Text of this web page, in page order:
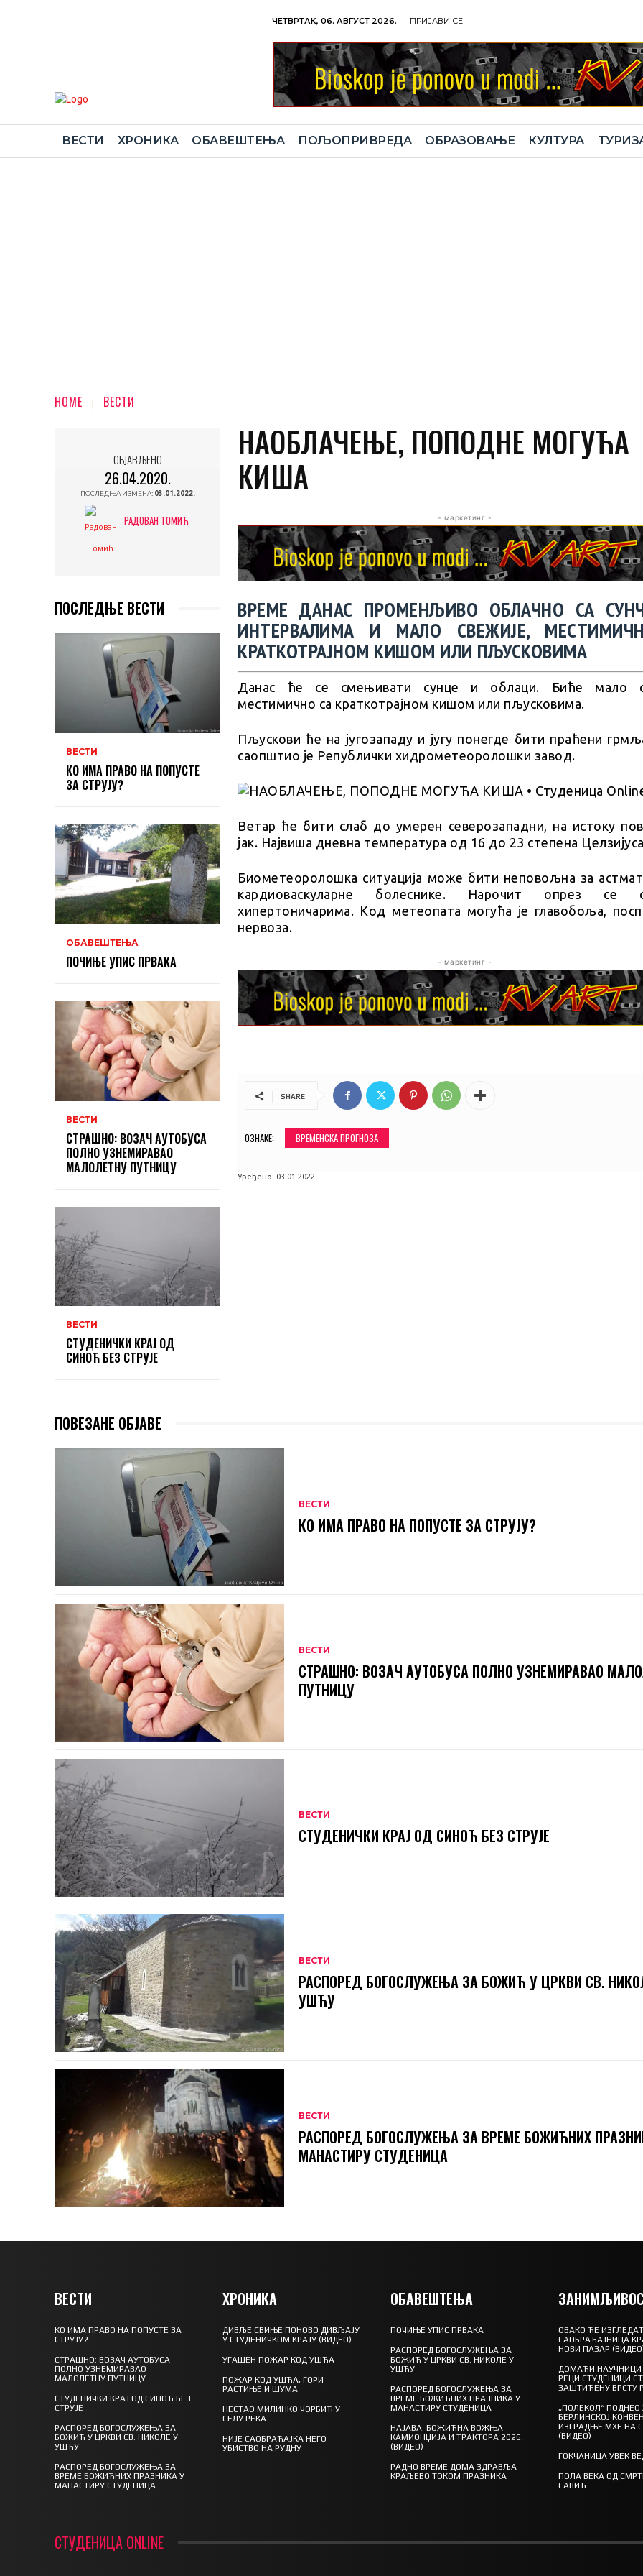
ЧЕТВРТАК, 06. АВГУСТ 2026. ПРИЈАВИ СЕ
ВЕСТИ ХРОНИКА ОБАВЕШТЕЊА ПОЉОПРИВРЕДА ОБРАЗОВАЊЕ КУЛТУРА
HOME ВЕСТИ
ОБЈАВЉЕНО
26.04.2020.
ПОСЛЕДЊА ИЗМЕНА: 03.01.2022.
РАДОВАН ТОМИЋ
ПОСЛЕДЊЕ ВЕСТИ
ВЕСТИ
КО ИМА ПРАВО НА ПОПУСТЕ
ЗА СТРУЈУ?
ОБАВЕШТЕЊА
ПОЧИЊЕ УПИС ПРВАКА
ВЕСТИ
СТРАШНО: ВОЗАЧ АУТОБУСА
ПОЛНО УЗНЕМИРАВАО
МАЛОЛЕТНУ ПУТНИЦУ
ВЕСТИ
СТУДЕНИЧКИ КРАЈ ОД
СИНОЋ БЕЗ СТРУЈЕ
НАОБЛАЧЕЊЕ, ПОПОДНЕ МОГУЋА
КИША
- маркетинг -
ВРЕМЕ ДАНАС ПРОМЕНЉИВО ОБЛАЧНО СА
ИНТЕРВАЛИМА И МАЛО СВЕЖИЈЕ,
КРАТКОТРАЈНОМ КИШОМ ИЛИ ПЉУСКОВИМА
Данас ће се смењивати сунце и облаци. Биће мало
местимично са краткотрајном кишом или пљусковима.
Пљускови ће на југозападу и југу понегде бити праћени
саопштио је Републички хидрометеоролошки завод.
Ветар ће бити слаб до умерен северозападни, на истоку
јак. Највиша дневна температура од 16 до 23 степена
Биометеоролошка ситуација може бити неповољна за
кардиоваскуларне болеснике. Нарочит опрез се
хипертоничарима. Код метеопата могућа је главобоља,
нервоза.
- маркетинг -
SHARE
ОЗНАКЕ: ВРЕМЕНСКА ПРОГНОЗА
Уређено: 03.01.2022.
ПОВЕЗАНЕ ОБЈАВЕ
ВЕСТИ
КО ИМА ПРАВО НА ПОПУСТЕ ЗА СТРУЈУ?
ВЕСТИ
СТРАШНО: ВОЗАЧ АУТОБУСА ПОЛНО УЗНЕМИРАВАО
ПУТНИЦУ
ВЕСТИ
СТУДЕНИЧКИ КРАЈ ОД СИНОЋ БЕЗ СТРУЈЕ
ВЕСТИ
РАСПОРЕД БОГОСЛУЖЕЊА ЗА БОЖИЋ У ЦРКВИ СВ.
УШЋУ
ВЕСТИ
РАСПОРЕД БОГОСЛУЖЕЊА ЗА ВРЕМЕ БОЖИЋНИХ
МАНАСТИРУ СТУДЕНИЦА
ВЕСТИ
КО ИМА ПРАВО НА ПОПУСТЕ ЗА
СТРУЈУ?
СТРАШНО: ВОЗАЧ АУТОБУСА
ПОЛНО УЗНЕМИРАВАО
МАЛОЛЕТНУ ПУТНИЦУ
СТУДЕНИЧКИ КРАЈ ОД СИНОЋ БЕЗ
СТРУЈЕ
РАСПОРЕД БОГОСЛУЖЕЊА ЗА
БОЖИЋ У ЦРКВИ СВ. НИКОЛЕ У
УШЋУ
РАСПОРЕД БОГОСЛУЖЕЊА ЗА
ВРЕМЕ БОЖИЋНИХ ПРАЗНИКА У
МАНАСТИРУ СТУДЕНИЦА
ХРОНИКА
ДИВЉЕ СВИЊЕ ПОНОВО ДИВЉАЈУ
У СТУДЕНИЧКОМ КРАЈУ (ВИДЕО)
УГАШЕН ПОЖАР КОД УШЋА
ПОЖАР КОД УШЋА, ГОРИ
РАСТИЊЕ И ШУМА
НЕСТАО МИЛИНКО ЧОРБИЋ У
СЕЛУ РЕКА
НИЈЕ САОБРАЋАЈКА НЕГО
УБИСТВО НА РУДНУ
ОБАВЕШТЕЊА
ПОЧИЊЕ УПИС ПРВАКА
РАСПОРЕД БОГОСЛУЖЕЊА ЗА
БОЖИЋ У ЦРКВИ СВ. НИКОЛЕ У
УШЋУ
РАСПОРЕД БОГОСЛУЖЕЊА ЗА
ВРЕМЕ БОЖИЋНИХ ПРАЗНИКА У
МАНАСТИРУ СТУДЕНИЦА
НАЈАВА: БОЖИЋНА ВОЖЊА
КАМИОНЏИЈА И ТРАКТОРА 2026.
(ВИДЕО)
РАДНО ВРЕМЕ ДОМА ЗДРАВЉА
КРАЉЕВО ТОКОМ ПРАЗНИКА
ОВАКО ЋЕ
САОБРАЋАЈНИЦА
НОВИ ПАЗАР
ДОМАЋИ НАУЧНИЦИ
РЕЦИ СТУДЕНИЦИ
ЗАШТИЋЕНУ ВРСТУ
„ПОЛЕКОЛ“
БЕРЛИНСКОЈ
ИЗГРАДЊЕ МХЕ НА
(ВИДЕО)
ГОКЧАНИЦА УВЕК
ПОЛА ВЕКА ОД
САВИЋ
СТУДЕНИЦА ONLINE